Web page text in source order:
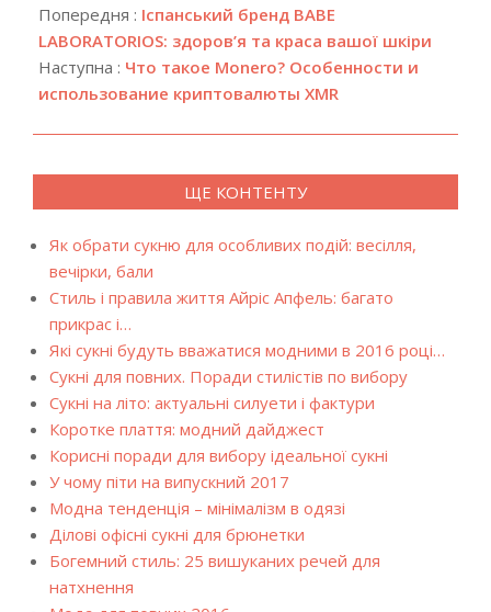
12-
05
Попередня : Іспанський бренд BABE
LABORATORIOS: здоров’я та краса вашої шкіри
Наступна : Что такое Monero? Особенности и
использование криптовалюты XMR
ЩЕ КОНТЕНТУ
Як обрати сукню для особливих подій: весілля,
вечірки, бали
Стиль і правила життя Айріс Апфель: багато
прикрас і…
Які сукні будуть вважатися модними в 2016 році…
Сукні для повних. Поради стилістів по вибору
Сукні на літо: актуальні силуети і фактури
Коротке плаття: модний дайджест
Корисні поради для вибору ідеальної сукні
У чому піти на випускний 2017
Модна тенденція – мінімалізм в одязі
Ділові офісні сукні для брюнетки
Богемний стиль: 25 вишуканих речей для
натхнення